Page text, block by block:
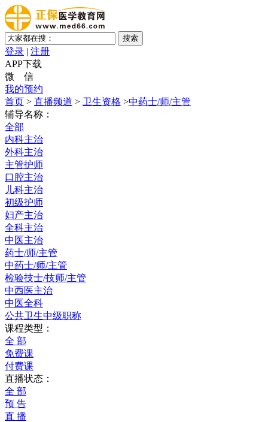
登录 | 注册
APP下载
微 信
我的预约
首页 > 直播频道 > 卫生资格 >中药士/师/主管
辅导名称：
全部
内科主治
外科主治
主管护师
口腔主治
儿科主治
初级护师
妇产主治
全科主治
中医主治
药士/师/主管
中药士/师/主管
检验技士/技师/主管
中西医主治
中医全科
公共卫生中级职称
课程类型：
全 部
免费课
付费课
直播状态：
全 部
预 告
直 播